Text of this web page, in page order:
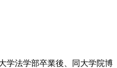
学法学部卒業後、同大学院博